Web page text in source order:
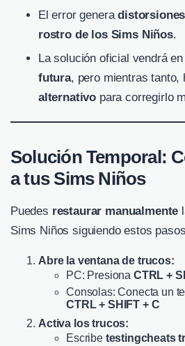
El error genera
rostro de los Sims Niños.
La solución oficial vendrá
futura, pero mientras tanto,
alternativo para corregirlo
Solución Temporal:
a tus Sims Niños
Puedes restaurar manualmente
Sims Niños siguiendo estos
Abre la ventana de trucos:
PC: Presiona CTRL +
Consolas: Conecta un
CTRL + SHIFT + C
Activa los trucos:
Escribe testingcheats